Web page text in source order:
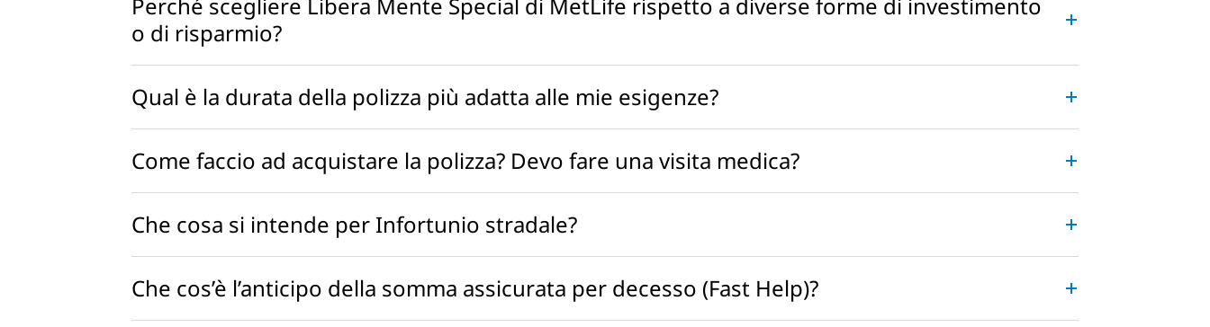
o di risparmio?
Qual è la durata della polizza più adatta alle mie esigenze?
Come faccio ad acquistare la polizza? Devo fare una visita medica?
Che cosa si intende per Infortunio stradale?
Che cos’è l’anticipo della somma assicurata per decesso (Fast Help)?